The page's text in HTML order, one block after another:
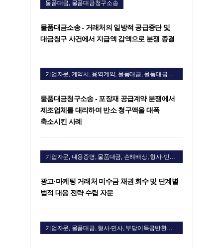
물품대금, 물품대금청구소송
물품대금소송 - 거래처의 일방적 공급중단 및
대금청구 사건에서 지급액 감액으로 분쟁 종결
기업자문, 계약서, 용역계약, 물품대금, 물품대금청구소송
물품대금청구소송 - 포장재 공급계약 분쟁에서
제조업체를 대리하여 반소 청구액을 대폭
축소시킨 사례
기업자문, 내용증명, 물품대금, 손해배상, 형사·민사, 손해배상청구소송, 물품대금청구소송
광고·마케팅 거래처 미수금 채권 회수 및 단계별
법적 대응 전략 수립 자문
기업자문, 물품대금, 형사·민사, 부당이득금반환청구소송, 상법, 회사법